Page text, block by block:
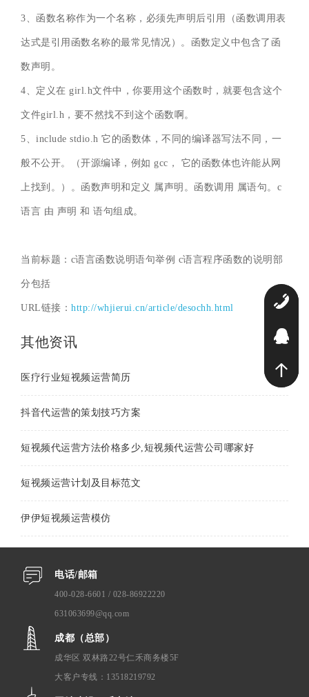
3、函数名称作为一个名称，必须先声明后引用（函数调用表
达式是引用函数名称的最常见情况）。函数定义中包含了函
数声明。
4、定义在 girl.h文件中，你要用这个函数时，就要包含这个
文件girl.h，要不然找不到这个函数啊。
5、include stdio.h 它的函数体，不同的编译器写法不同，一
般不公开。（开源编译，例如 gcc， 它的函数体也许能从网
上找到。）。函数声明和定义 属声明。函数调用 属语句。c
语言 由 声明 和 语句组成。
当前标题：c语言函数说明语句举例 c语言程序函数的说明部
分包括
URL链接： http://whjierui.cn/article/desochh.html
其他资讯
医疗行业短视频运营简历
抖音代运营的策划技巧方案
短视频代运营方法价格多少,短视频代运营公司哪家好
短视频运营计划及目标范文
伊伊短视频运营模仿
电话/邮箱
400-028-6601 / 028-86922220
631063699@qq.com
成都（总部）
成华区 双林路22号仁禾商务楼5F
大客户专线：13518219792